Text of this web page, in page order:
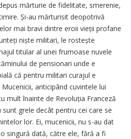
mărturie de fidelitate, smerenie,
Și-au mărturisit deopotrivă
mai bravi dintre eroii vieții profane
niște militari, le rostește
titular al unei frumoase nuvele
de pensionari unde e
că pentru militari curajul e
anticipând cuvintele lui
mult înainte de Revoluția Franceză
grele decât pentru cei care se
lor. Ei, mucenicii, nu s-au dat
singură dată, către ele, fără a fi